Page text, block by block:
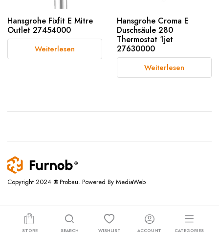
Hansgrohe Fixfit E Mitre
Outlet 27454000
Weiterlesen
Hansgrohe Croma E
Duschsäule 280
Thermostat 1jet
27630000
Weiterlesen
Copyright 2024 ® Probau. Powered By MediaWeb
STORE SEARCH WISHLIST ACCOUNT CATEGORIES